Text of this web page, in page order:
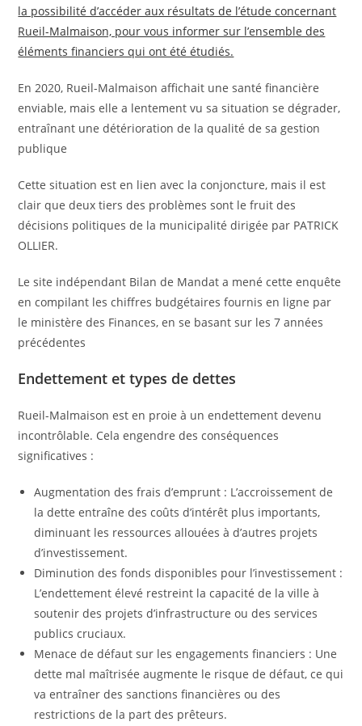
la possibilité d’accéder aux résultats de l’étude concernant
Rueil-Malmaison, pour vous informer sur l’ensemble des
éléments financiers qui ont été étudiés.
En 2020, Rueil-Malmaison affichait une santé financière
enviable, mais elle a lentement vu sa situation se dégrader,
entraînant une détérioration de la qualité de sa gestion
publique
Cette situation est en lien avec la conjoncture, mais il est
clair que deux tiers des problèmes sont le fruit des
décisions politiques de la municipalité dirigée par PATRICK
OLLIER.
Le site indépendant Bilan de Mandat a mené cette enquête
en compilant les chiffres budgétaires fournis en ligne par
le ministère des Finances, en se basant sur les 7 années
précédentes
Endettement et types de dettes
Rueil-Malmaison est en proie à un endettement devenu
incontrôlable. Cela engendre des conséquences
significatives :
Augmentation des frais d’emprunt : L’accroissement de
la dette entraîne des coûts d’intérêt plus importants,
diminuant les ressources allouées à d’autres projets
d’investissement.
Diminution des fonds disponibles pour l’investissement :
L’endettement élevé restreint la capacité de la ville à
soutenir des projets d’infrastructure ou des services
publics cruciaux.
Menace de défaut sur les engagements financiers : Une
dette mal maîtrisée augmente le risque de défaut, ce qui
va entraîner des sanctions financières ou des
restrictions de la part des prêteurs.